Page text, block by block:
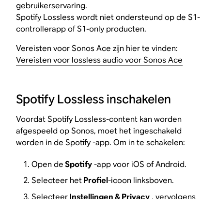
gebruikerservaring.
Spotify Lossless wordt niet ondersteund op de S1-
controllerapp of S1-only producten.
Vereisten voor Sonos Ace zijn hier te vinden:
Vereisten voor lossless audio voor Sonos Ace
Spotify Lossless inschakelen
Voordat Spotify Lossless-content kan worden
afgespeeld op Sonos, moet het ingeschakeld
worden in de Spotify -app. Om in te schakelen:
Open deSpotify-app voor iOS of Android.
Selecteer hetProfiel-icoon linksboven.
SelecteerInstellingen & Privacy , vervolgens